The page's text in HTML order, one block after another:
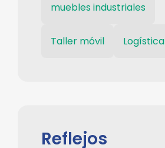
muebles industriales
Taller móvil Logística
Reflejos